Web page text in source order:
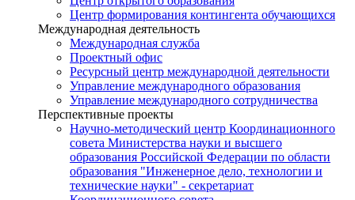
Центр формирования контингента обучающихся
Международная деятельность
Международная служба
Проектный офис
Ресурсный центр международной деятельности
Управление международного образования
Управление международного сотрудничества
Перспективные проекты
Научно-методический центр Координационного
совета Министерства науки и высшего
образования Российской Федерации по области
образования "Инженерное дело, технологии и
технические науки" - секретариат